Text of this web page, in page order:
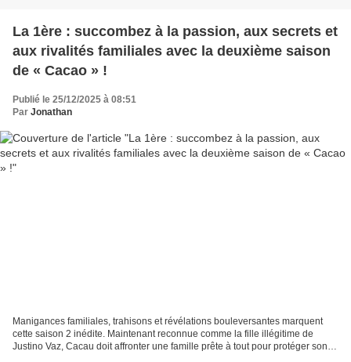
La 1ère : succombez à la passion, aux secrets et
aux rivalités familiales avec la deuxième saison
de « Cacao » !
Publié le 25/12/2025 à 08:51
Par Jonathan
Manigances familiales, trahisons et révélations bouleversantes marquent
cette saison 2 inédite. Maintenant reconnue comme la fille illégitime de
Justino Vaz, Cacau doit affronter une famille prête à tout pour protéger son